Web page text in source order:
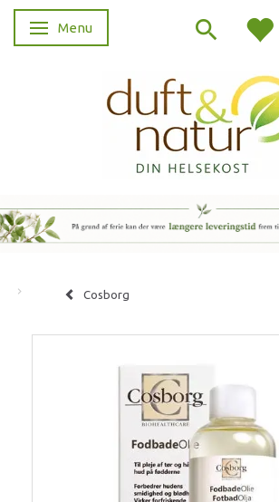
Skifte navigation
Menu
Cosborg